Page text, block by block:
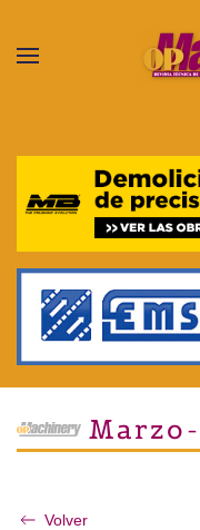
Skip to main content
Volver